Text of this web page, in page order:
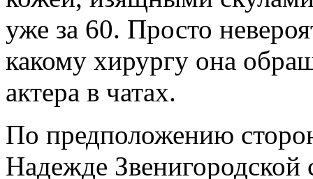
уже за 60. Просто
какому хирургу она
актера в чатах.
По предположению
Надежде Звенигородской